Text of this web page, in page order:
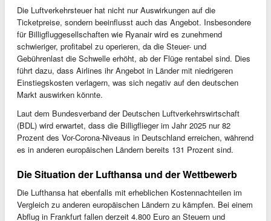
Die Luftverkehrsteuer hat nicht nur Auswirkungen auf die
Ticketpreise, sondern beeinflusst auch das Angebot. Insbesondere
für Billigfluggesellschaften wie Ryanair wird es zunehmend
schwieriger, profitabel zu operieren, da die Steuer- und
Gebührenlast die Schwelle erhöht, ab der Flüge rentabel sind. Dies
führt dazu, dass Airlines ihr Angebot in Länder mit niedrigeren
Einstiegskosten verlagern, was sich negativ auf den deutschen
Markt auswirken könnte.
Laut dem Bundesverband der Deutschen Luftverkehrswirtschaft
(BDL) wird erwartet, dass die Billigflieger im Jahr 2025 nur 82
Prozent des Vor-Corona-Niveaus in Deutschland erreichen, während
es in anderen europäischen Ländern bereits 131 Prozent sind.
Die Situation der Lufthansa und der Wettbewerb
Die Lufthansa hat ebenfalls mit erheblichen Kostennachteilen im
Vergleich zu anderen europäischen Ländern zu kämpfen. Bei einem
Abflug in Frankfurt fallen derzeit 4.800 Euro an Steuern und